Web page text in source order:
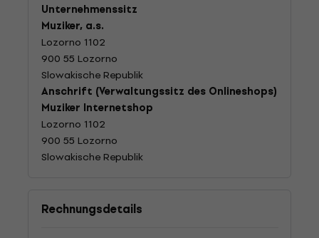
Unternehmenssitz
Muziker, a.s.
Lozorno 1102
900 55 Lozorno
Slowakische Republik
Anschrift (Verwaltungssitz des Onlineshops)
Muziker Internetshop
Lozorno 1102
900 55 Lozorno
Slowakische Republik
Rechnungsdetails